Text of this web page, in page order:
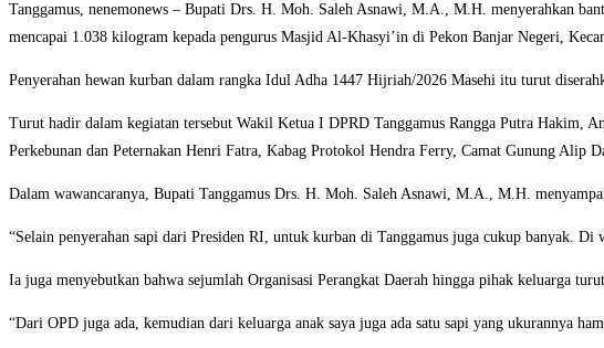
Tanggamus, nenemonews – Bupati Drs. H. Moh. Saleh Asnawi, M.A., M.H. menyerahkan
mencapai 1.038 kilogram kepada pengurus Masjid Al-Khasyi’in di Pekon Banjar Negeri,
Penyerahan hewan kurban dalam rangka Idul Adha 1447 Hijriah/2026 Masehi itu turut
Turut hadir dalam kegiatan tersebut Wakil Ketua I DPRD Tanggamus Rangga Putra Hakim,
Perkebunan dan Peternakan Henri Fatra, Kabag Protokol Hendra Ferry, Camat Gunung Alip
Dalam wawancaranya, Bupati Tanggamus Drs. H. Moh. Saleh Asnawi, M.A., M.H.
“Selain penyerahan sapi dari Presiden RI, untuk kurban di Tanggamus juga cukup banyak.
Ia juga menyebutkan bahwa sejumlah Organisasi Perangkat Daerah hingga pihak keluarga
“Dari OPD juga ada, kemudian dari keluarga anak saya juga ada satu sapi yang ukurannya